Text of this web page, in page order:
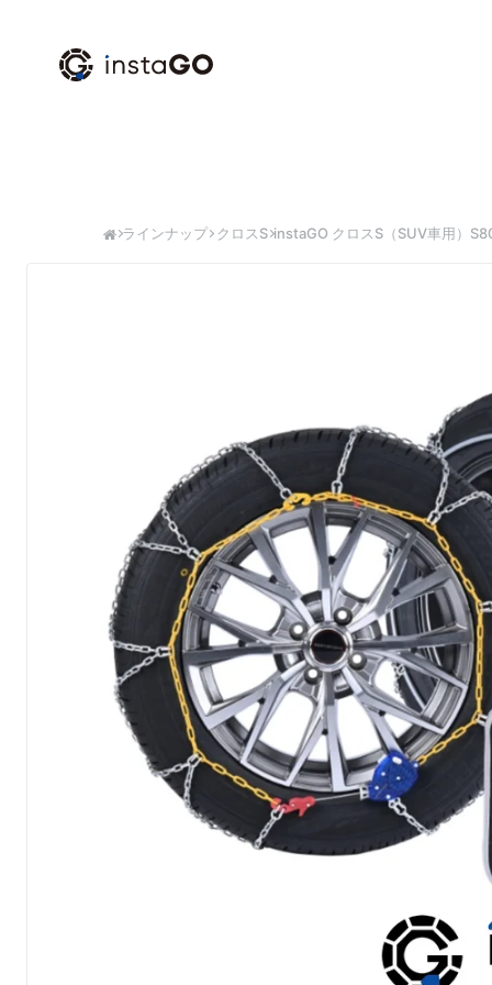
ラインナップ クロスS instaGO クロスS（SUV車用）